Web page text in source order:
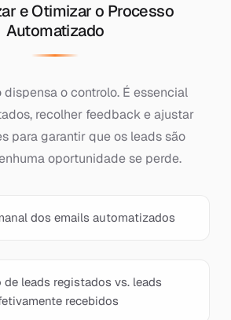
e Otimizar o Processo
Automatizado
o controlo. É essencial
recolher feedback e ajustar
para garantir que os leads são
oportunidade se perde.
dos emails automatizados
de leads registados vs. leads
recebidos